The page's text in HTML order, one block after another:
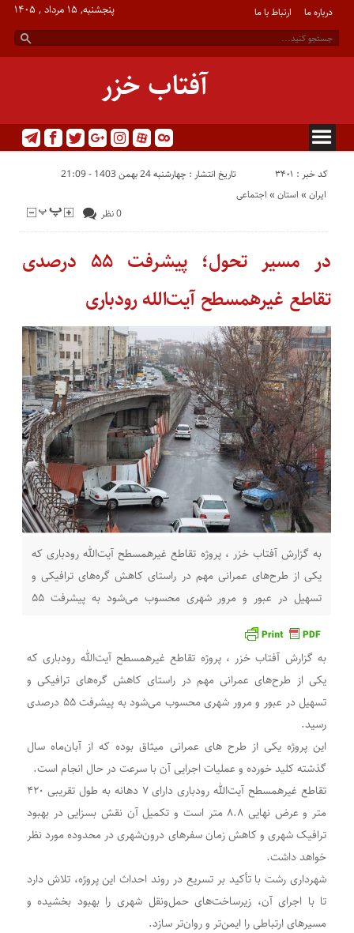
درباره ما ارتباط با ما پنجشنبه, ۱۵ مرداد , ۱۴۰۵
آفتاب خزر
کد خبر : 3401 تاریخ انتشار : چهارشنبه 24 بهمن 1403 - 21:09
اجتماعی «استان «ایران
در مسیر تحول؛ پیشرفت ۵۵ درصدی
تقاطع غیرهمسطح آیت‌الله رودباری
به گزارش آفتاب خزر ، پروژه تقاطع غیرهمسطح آیت‌الله رودباری که
یکی از طرح‌های عمرانی مهم در راستای کاهش گره‌های ترافیکی و
تسهیل در عبور و مرور شهری محسوب می‌شود به پیشرفت ۵۵
آبان‌ماه سال گذشته کلید خورده و عملیات اجرایی آن
به گزارش آفتاب خزر ، پروژه تقاطع غیرهمسطح آیت‌الله رودباری که
یکی از طرح‌های عمرانی مهم در راستای کاهش گره‌های ترافیکی و
تسهیل در عبور و مرور شهری محسوب می‌شود به پیشرفت ۵۵ درصدی
رسید.
این پروژه یکی از طرح های عمرانی میثاق بوده که از آبان‌ماه سال
گذشته کلید خورده و عملیات اجرایی آن با سرعت در حال انجام است.
تقاطع غیرهمسطح آیت‌الله رودباری دارای ۷ دهانه به طول تقریبی ۴۲۰
متر و عرض نهایی ۸.۸ متر است و تکمیل آن نقش بسزایی در بهبود
ترافیک شهری و کاهش زمان سفرهای درون‌شهری در محدوده مورد نظر
خواهد داشت.
شهرداری رشت با تأکید بر تسریع در روند احداث این پروژه، تلاش دارد
تا با اجرای آن، زیرساخت‌های حمل‌ونقل شهری را بهبود بخشیده و
مسیرهای ارتباطی را ایمن‌تر و روان‌تر سازد.